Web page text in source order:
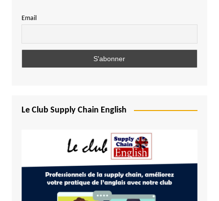
Email
Le Club Supply Chain English